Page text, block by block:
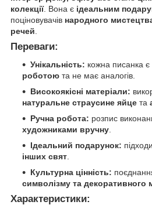
колекції. Вона є ідеальним
поціновувачів народного
речей.
Переваги:
Унікальність: кожна писанка є
роботою та не має аналогів.
Високоякісні матеріали:
натуральне страусине яйце та
Ручна робота: розпис
художниками вручну
Ідеальний подарунок:
інших свят
Культурна цінність:
символізму та декоративного
Характеристики: